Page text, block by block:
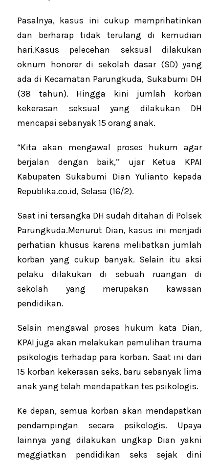
Pasalnya, kasus ini cukup memprihatinkan
dan berharap tidak terulang di kemudian
hari.Kasus pelecehan seksual dilakukan
oknum honorer di sekolah dasar (SD) yang
ada di Kecamatan Parungkuda, Sukabumi DH
(38 tahun). Hingga kini jumlah korban
kekerasan seksual yang dilakukan DH
mencapai sebanyak 15 orang anak.
“Kita akan mengawal proses hukum agar
berjalan dengan baik,’’ ujar Ketua KPAI
Kabupaten Sukabumi Dian Yulianto kepada
Republika.co.id, Selasa (16/2).
Saat ini tersangka DH sudah ditahan di Polsek
Parungkuda.Menurut Dian, kasus ini menjadi
perhatian khusus karena melibatkan jumlah
korban yang cukup banyak. Selain itu aksi
pelaku dilakukan di sebuah ruangan di
sekolah yang merupakan kawasan
pendidikan.
Selain mengawal proses hukum kata Dian,
KPAI juga akan melakukan pemulihan trauma
psikologis terhadap para korban. Saat ini dari
15 korban kekerasan seks, baru sebanyak lima
anak yang telah mendapatkan tes psikologis.
Ke depan, semua korban akan mendapatkan
pendampingan secara psikologis. Upaya
lainnya yang dilakukan ungkap Dian yakni
meggiatkan pendidikan seks sejak dini